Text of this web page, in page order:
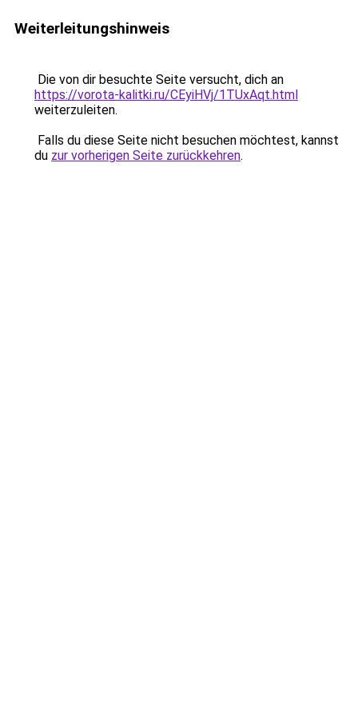
Weiterleitungshinweis
Die von dir besuchte Seite versucht, dich an
https://vorota-kalitki.ru/CEyiHVj/1TUxAqt.html
weiterzuleiten.
Falls du diese Seite nicht besuchen möchtest, kannst
du zur vorherigen Seite zurückkehren.